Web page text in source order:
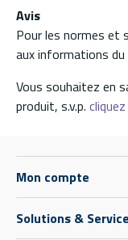
Avis
Pour les normes et
aux informations
Vous souhaitez en
produit, s.v.p. cliquez
Mon compte
Solutions &